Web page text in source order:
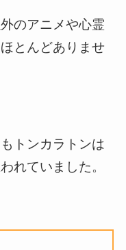
のアニメや心霊
とんどありませ
トンカラトンは
れていました。